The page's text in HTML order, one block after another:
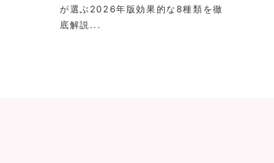
が選ぶ2026年版効果的な8種類を徹
底解説...